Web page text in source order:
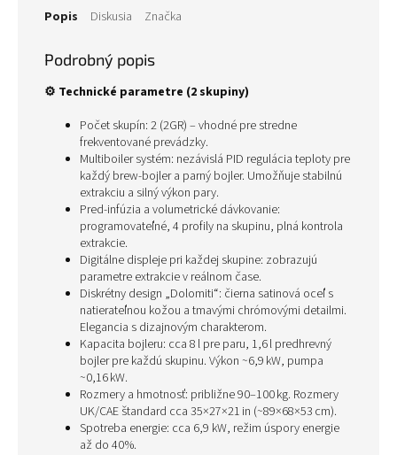
Popis Diskusia Značka
Podrobný popis
⚙️ Technické parametre (2 skupiny)
Počet skupín: 2 (2GR) – vhodné pre stredne
frekventované prevádzky.
Multiboiler systém: nezávislá PID regulácia teploty pre
každý brew‑bojler a parný bojler. Umožňuje stabilnú
extrakciu a silný výkon pary.
Pred-infúzia a volumetrické dávkovanie:
programovateľné, 4 profily na skupinu, plná kontrola
extrakcie.
Digitálne displeje pri každej skupine: zobrazujú
parametre extrakcie v reálnom čase.
Diskrétny design „Dolomiti“: čierna satinová oceľ s
natierateľnou kožou a tmavými chrómovými detailmi.
Elegancia s dizajnovým charakterom.
Kapacita bojleru: cca 8 l pre paru, 1,6 l predhrevný
bojler pre každú skupinu. Výkon ~6,9 kW, pumpa
~0,16 kW.
Rozmery a hmotnosť: približne 90–100 kg. Rozmery
UK/CAE štandard cca 35×27×21 in (~89×68×53 cm).
Spotreba energie: cca 6,9 kW, režim úspory energie
až do 40 %.